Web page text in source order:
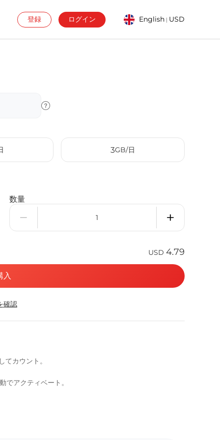
登録 ログイン English | USD
3GB/日
数量
USD 4.79
入
確認
カウント。
アクティベート。